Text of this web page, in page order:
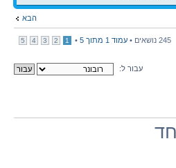
הבא
245 נושאים • עמוד 1 מתוך 5
•
1
2
3
4
5
עבור ל: